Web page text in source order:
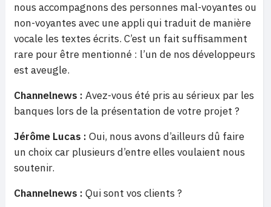
nous accompagnons des personnes mal-voyantes ou
non-voyantes avec une appli qui traduit de manière
vocale les textes écrits. C’est un fait suffisamment
rare pour être mentionné : l’un de nos développeurs
est aveugle.
Channelnews : Avez-vous été pris au sérieux par les
banques lors de la présentation de votre projet ?
Jérôme Lucas : Oui, nous avons d’ailleurs dû faire
un choix car plusieurs d’entre elles voulaient nous
soutenir.
Channelnews : Qui sont vos clients ?